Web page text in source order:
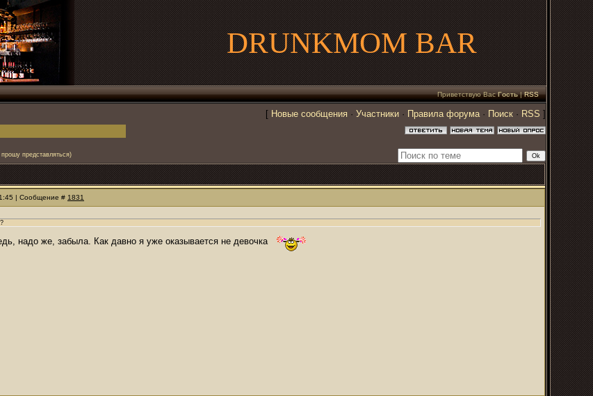
DRUNKMOM BAR
Приветствую Вас Гость|RSS
[ Новые сообщения · Участники · Правила форума· Поиск · RSS ]
представляться)
| Сообщение # 1831
надо же, забыла. Как давно я уже оказывается не девочка